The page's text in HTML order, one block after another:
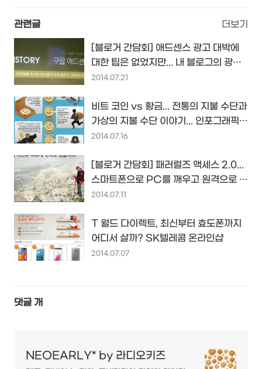
관련글 더보기
[블로거 간담회] 애드센스 광고 대박에
대한 팁은 없었지만... 내 블로그의 광고
를 돌아보게 하다...
2014.07.21
비트 코인 vs 황금... 전통의 지불 수단과
가상의 지불 수단 이야기... 인포그래픽
by JM Bullion...
2014.07.16
[블로거 간담회] 패러럴즈 액세스 2.0...
스마트폰으로 PC를 깨우고 원격으로 프
로그램실행까지...
2014.07.11
T 월드 다이렉트, 최신부터 효도폰까지
어디서 살까? SK텔레콤 온라인샵
2014.07.07
댓글 개
NEOEARLY* by 라디오키즈